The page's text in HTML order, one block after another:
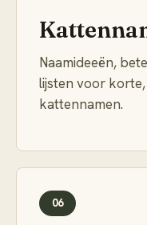
Naamideeën,
lijsten voor
kattennamen.
06